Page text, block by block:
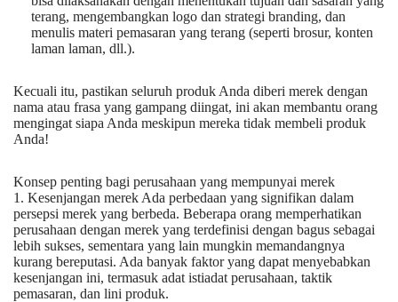
terang, mengembangkan logo dan strategi branding, dan
menulis materi pemasaran yang terang (seperti brosur, konten
laman laman, dll.).
Kecuali itu, pastikan seluruh produk Anda diberi merek dengan
nama atau frasa yang gampang diingat, ini akan membantu orang
mengingat siapa Anda meskipun mereka tidak membeli produk
Anda!
Konsep penting bagi perusahaan yang mempunyai merek
1. Kesenjangan merek Ada perbedaan yang signifikan dalam
persepsi merek yang berbeda. Beberapa orang memperhatikan
perusahaan dengan merek yang terdefinisi dengan bagus sebagai
lebih sukses, sementara yang lain mungkin memandangnya
kurang bereputasi. Ada banyak faktor yang dapat menyebabkan
kesenjangan ini, termasuk adat istiadat perusahaan, taktik
pemasaran, dan lini produk.